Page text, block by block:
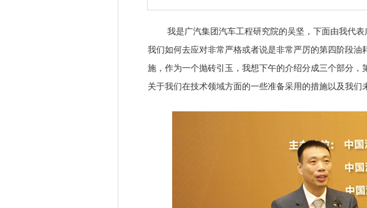
我是广汽集团汽车工程研究院的吴坚，下面由我代表
我们如何去应对非常严格或者说是非常严厉的第四阶段油
施，作为一个抛砖引玉，我想下午的介绍分成三个部分，
关于我们在技术领域方面的一些准备采用的措施以及我们